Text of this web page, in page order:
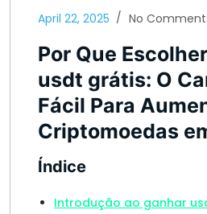
April 22, 2025 No
Por Que
usdt grátis: O
Fácil Para
Criptomoedas
Índice
Introdução ao ganhar